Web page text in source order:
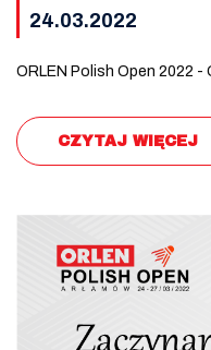
24.03.2022
ORLEN Polish Open 2022 -
CZYTAJ WIĘCEJ